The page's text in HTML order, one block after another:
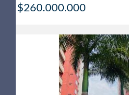
$260.000.000